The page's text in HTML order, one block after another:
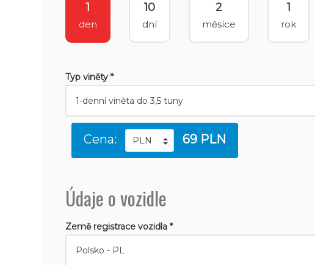
1
den
10
dní
2
měsíce
1
rok
Typ viněty *
Cena: 69 PLN
Údaje o vozidle
Země registrace vozidla *